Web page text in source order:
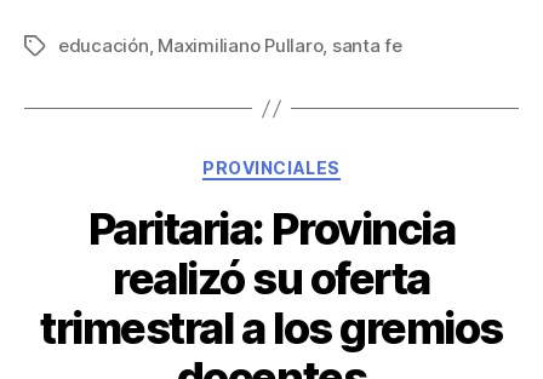
educación, Maximiliano Pullaro, santa fe
PROVINCIALES
Paritaria: Provincia
realizó su oferta
trimestral a los gremios